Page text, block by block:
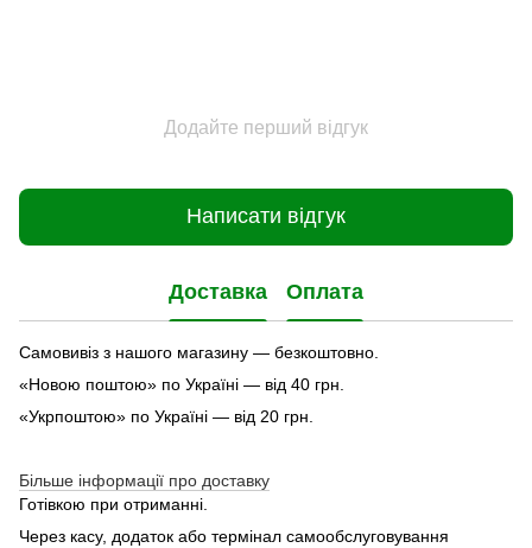
Додайте перший відгук
Написати відгук
Доставка Оплата
Самовивіз з нашого магазину — безкоштовно.
«Новою поштою» по Україні — від 40 грн.
«Укрпоштою» по Україні — від 20 грн.
Більше інформації про доставку
Готівкою при отриманні.
Через касу, додаток або термінал самообслуговування